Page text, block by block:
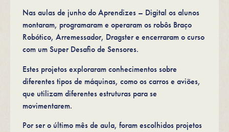
Nas aulas de junho do Aprendizes – Digital os alunos
montaram, programaram e operaram os robôs Braço
Robótico, Arremessador, Dragster e encerraram o curso
com um Super Desafio de Sensores.
Estes projetos exploraram conhecimentos sobre
diferentes tipos de máquinas, como os carros e aviões,
que utilizam diferentes estruturas para se
movimentarem.
Por ser o último mês de aula, foram escolhidos projetos